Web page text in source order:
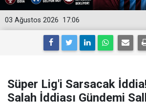
17:06
03 Ağustos 2026
Süper Lig'i Sarsacak
Salah İddiası Gündemi